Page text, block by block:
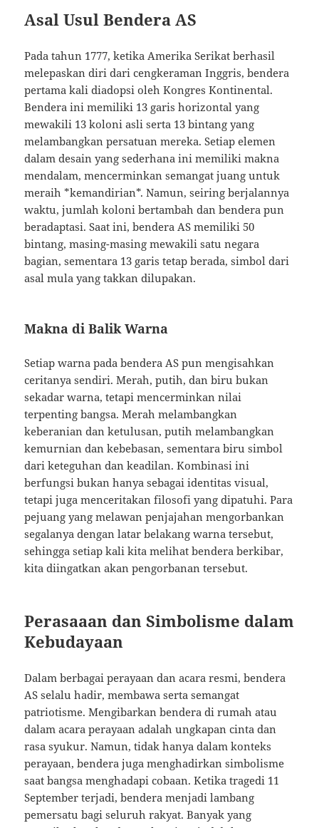
Asal Usul Bendera AS
Pada tahun 1777, ketika Amerika Serikat berhasil
melepaskan diri dari cengkeraman Inggris, bendera
pertama kali diadopsi oleh Kongres Kontinental.
Bendera ini memiliki 13 garis horizontal yang
mewakili 13 koloni asli serta 13 bintang yang
melambangkan persatuan mereka. Setiap elemen
dalam desain yang sederhana ini memiliki makna
mendalam, mencerminkan semangat juang untuk
meraih *kemandirian*. Namun, seiring berjalannya
waktu, jumlah koloni bertambah dan bendera pun
beradaptasi. Saat ini, bendera AS memiliki 50
bintang, masing-masing mewakili satu negara
bagian, sementara 13 garis tetap berada, simbol dari
asal mula yang takkan dilupakan.
Makna di Balik Warna
Setiap warna pada bendera AS pun mengisahkan
ceritanya sendiri. Merah, putih, dan biru bukan
sekadar warna, tetapi mencerminkan nilai
terpenting bangsa. Merah melambangkan
keberanian dan ketulusan, putih melambangkan
kemurnian dan kebebasan, sementara biru simbol
dari keteguhan dan keadilan. Kombinasi ini
berfungsi bukan hanya sebagai identitas visual,
tetapi juga menceritakan filosofi yang dipatuhi. Para
pejuang yang melawan penjajahan mengorbankan
segalanya dengan latar belakang warna tersebut,
sehingga setiap kali kita melihat bendera berkibar,
kita diingatkan akan pengorbanan tersebut.
Perasaaan dan Simbolisme dalam
Kebudayaan
Dalam berbagai perayaan dan acara resmi, bendera
AS selalu hadir, membawa serta semangat
patriotisme. Mengibarkan bendera di rumah atau
dalam acara perayaan adalah ungkapan cinta dan
rasa syukur. Namun, tidak hanya dalam konteks
perayaan, bendera juga menghadirkan simbolisme
saat bangsa menghadapi cobaan. Ketika tragedi 11
September terjadi, bendera menjadi lambang
pemersatu bagi seluruh rakyat. Banyak yang